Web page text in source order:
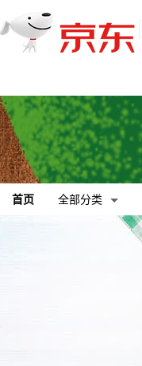
首页 全部分类